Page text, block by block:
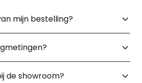
mijn bestelling?
de showroom?